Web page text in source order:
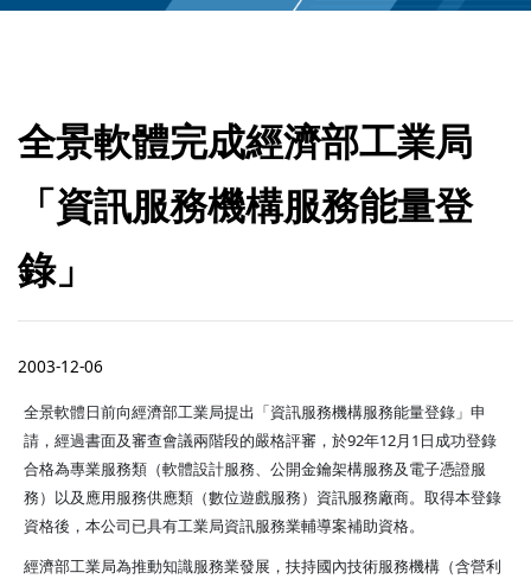
全景軟體完成經濟部工業局
「資訊服務機構服務能量登
錄」
2003-12-06
全景軟體日前向經濟部工業局提出「資訊服務機構服務能量登錄」申
請，經過書面及審查會議兩階段的嚴格評審，於92年12月1日成功登錄
合格為專業服務類（軟體設計服務、公開金鑰架構服務及電子憑證服
務）以及應用服務供應類（數位遊戲服務）資訊服務廠商。取得本登錄
資格後，本公司已具有工業局資訊服務業輔導案補助資格。
經濟部工業局為推動知識服務業發展，扶持國內技術服務機構（含營利